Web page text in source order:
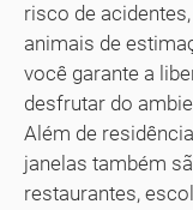
risco de
animais de
você garante a
desfrutar do
Além de
janelas também
restaurantes,